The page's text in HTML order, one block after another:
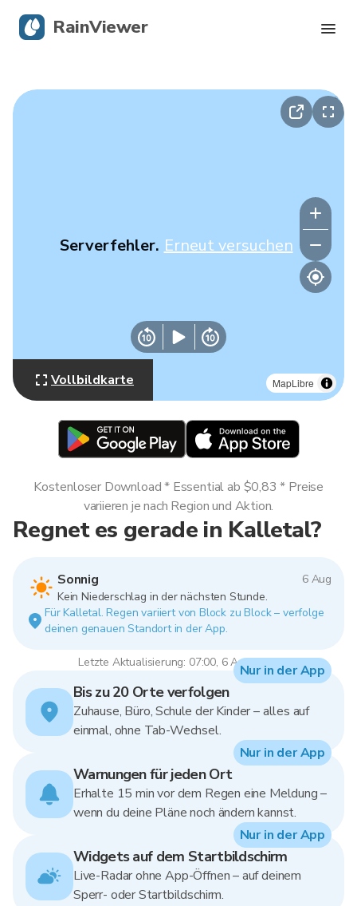
MapLibre
Serverfehler. Erneut versuchen
Vollbildkarte
Regnet es gerade in Kalletal?
Sonnig
6 Aug
Kein Niederschlag in der nächsten Stunde.
Für Kalletal. Regen variiert von Block zu Block – verfolge
deinen genauen Standort in der App.
Letzte Aktualisierung: 07:00, 6 Aug 2026
Kostenloser Download * Essential ab $0,83 * Preise
variieren je nach Region und Aktion.
Bis zu 20 Orte verfolgen
Zuhause, Büro, Schule der Kinder – alles auf
einmal, ohne Tab-Wechsel.
Nur in der App
Warnungen für jeden Ort
Erhalte 15 min vor dem Regen eine Meldung –
wenn du deine Pläne noch ändern kannst.
Nur in der App
Widgets auf dem Startbildschirm
Live-Radar ohne App-Öffnen – auf deinem
Sperr- oder Startbildschirm.
Nur in der App
RainViewer